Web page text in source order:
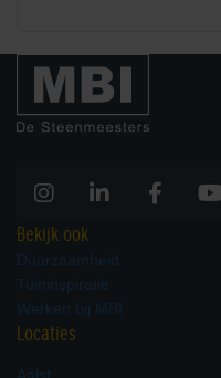
Bekijk ook
Duurzaamheid
Tuininspiratie
Werken bij MBI
Locaties
Aalst